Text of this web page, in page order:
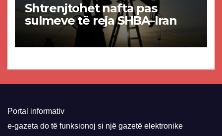
Shtrenjtohet nafta pas
sulmeve të reja SHBA–Iran
Portal informativ
e-gazeta do të funksionoj si një gazetë elektronike